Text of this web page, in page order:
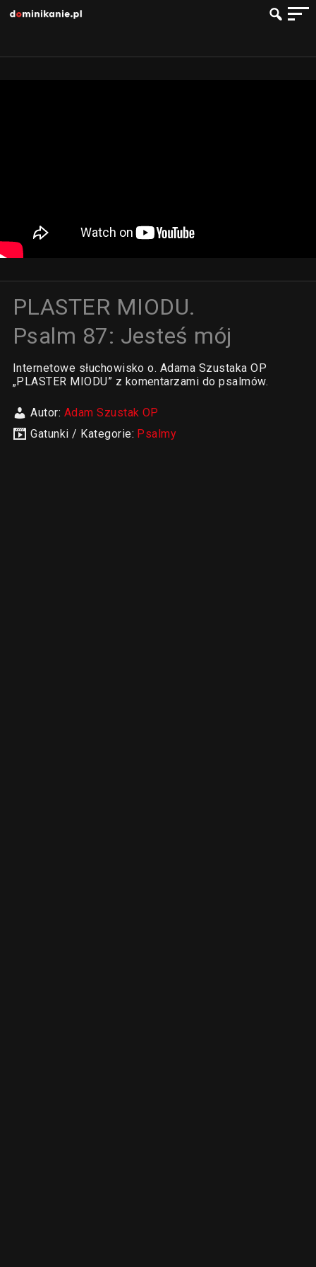
PLASTER MIODU.
Psalm 87: Jesteś mój
Internetowe słuchowisko o. Adama Szustaka OP
„PLASTER MIODU” z komentarzami do psalmów.
Autor: Adam Szustak OP
Gatunki / Kategorie: Psalmy